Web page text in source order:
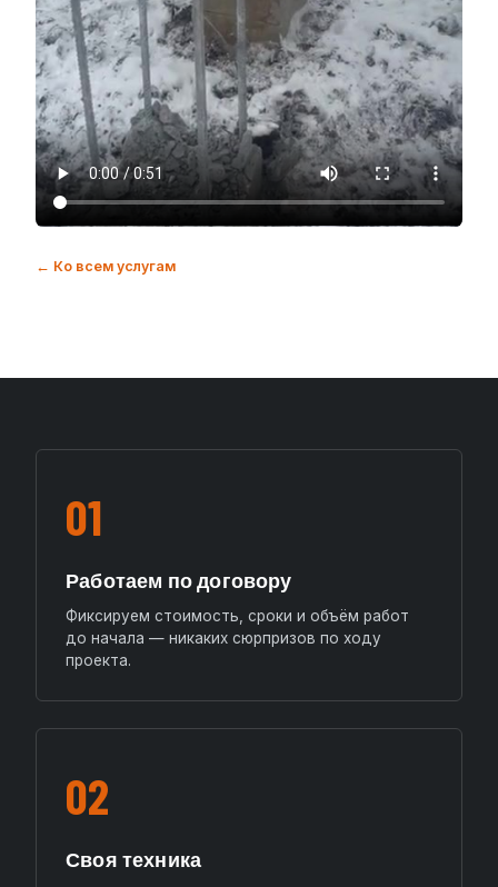
← Ко всем услугам
01
Работаем по договору
Фиксируем стоимость, сроки и объём работ
до начала — никаких сюрпризов по ходу
проекта.
02
Своя техника